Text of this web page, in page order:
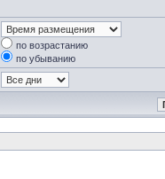
по возрастанию
по убыванию